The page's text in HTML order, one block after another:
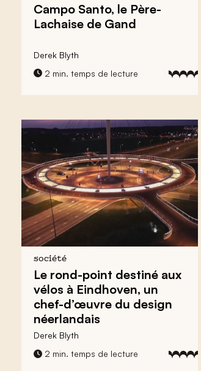
Campo Santo, le Père-
Lachaise de Gand
Derek Blyth
2 min. temps de lecture
société
Le rond-point destiné aux
vélos à Eindhoven, un
chef-d’œuvre du design
néerlandais
Derek Blyth
2 min. temps de lecture